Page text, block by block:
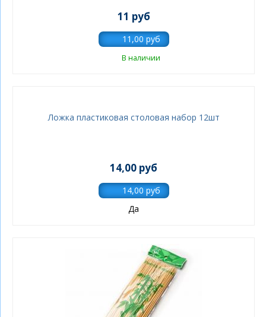
11 руб
В наличии
Ложка пластиковая столовая набор 12шт
14,00 руб
Да